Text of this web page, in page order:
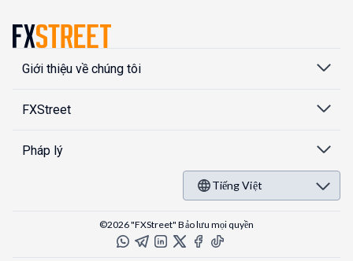
Giới thiệu về chúng tôi
FXStreet
Pháp lý
Tiếng Việt
©2026 "FXStreet" Bảo lưu mọi quyền